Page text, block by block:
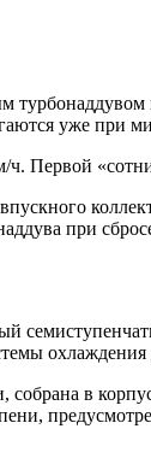
уже при
Первой
при
в